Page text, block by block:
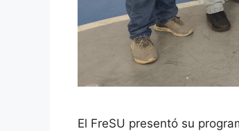
El FreSU presentó su